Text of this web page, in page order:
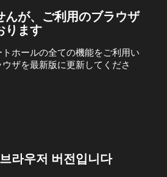
んが、ご利用のブラウザ
ります
ホールの全ての機能をご利用い
ザを最新版に更新してくださ
라우저 버전입니다